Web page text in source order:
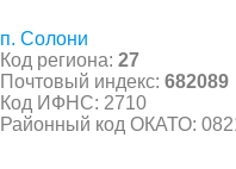
п. Солони
Код региона: 27
Почтовый индекс: 682089
Код ИФНС: 2710
Районный код ОКАТО: